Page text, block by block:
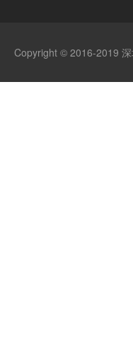
Copyright © 2016-2019